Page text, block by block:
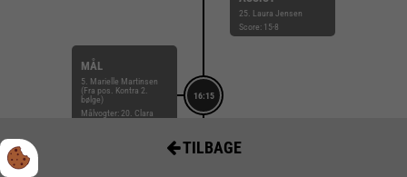
25. Laura Jensen
Score: 15-8
16:15
MÅL
5. Marielle Martinsen
(Fra pos. Kontra 2.
bølge)
Målvogter: 20. Clara
TILBAGE